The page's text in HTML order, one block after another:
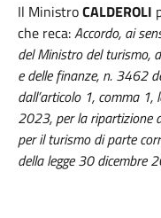
Il MinistroCALDEROLI
che reca:Accordo, ai
del Ministro del turismo,
e delle finanze, n. 3462
dall’articolo 1, comma
2023, per la ripartizione
per il turismo di parte
della legge 30 dicembre